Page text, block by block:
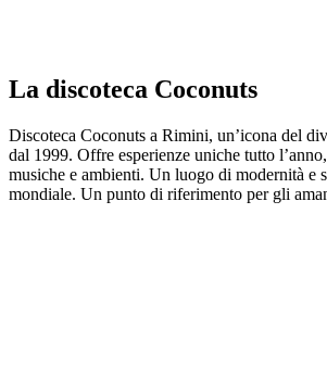
La discoteca Coconuts
Discoteca Coconuts a Rimini, un’icona del
dal 1999. Offre esperienze uniche tutto
musiche e ambienti. Un luogo di modernità e
mondiale. Un punto di riferimento per gli